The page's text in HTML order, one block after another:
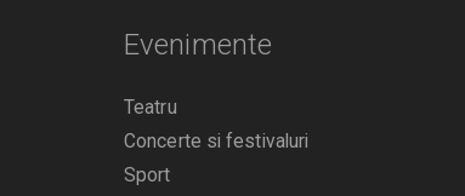
Evenimente
Teatru
Concerte si festivaluri
Sport